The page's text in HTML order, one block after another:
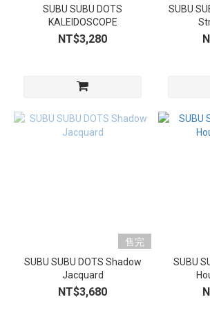
SUBU SUBU DOTS
KALEIDOSCOPE
NT$3,280
SUBU
售完
SUBU SUBU DOTS Shadow
Jacquard
NT$3,680
SUBU